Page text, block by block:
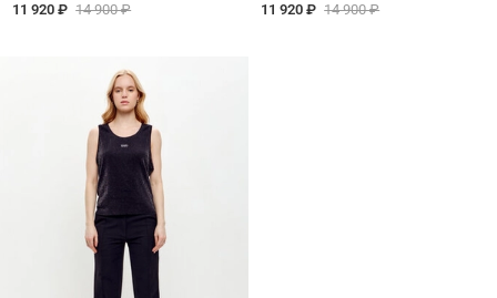
11 920 ₽ 14 900 ₽
11 920 ₽ 14 900 ₽